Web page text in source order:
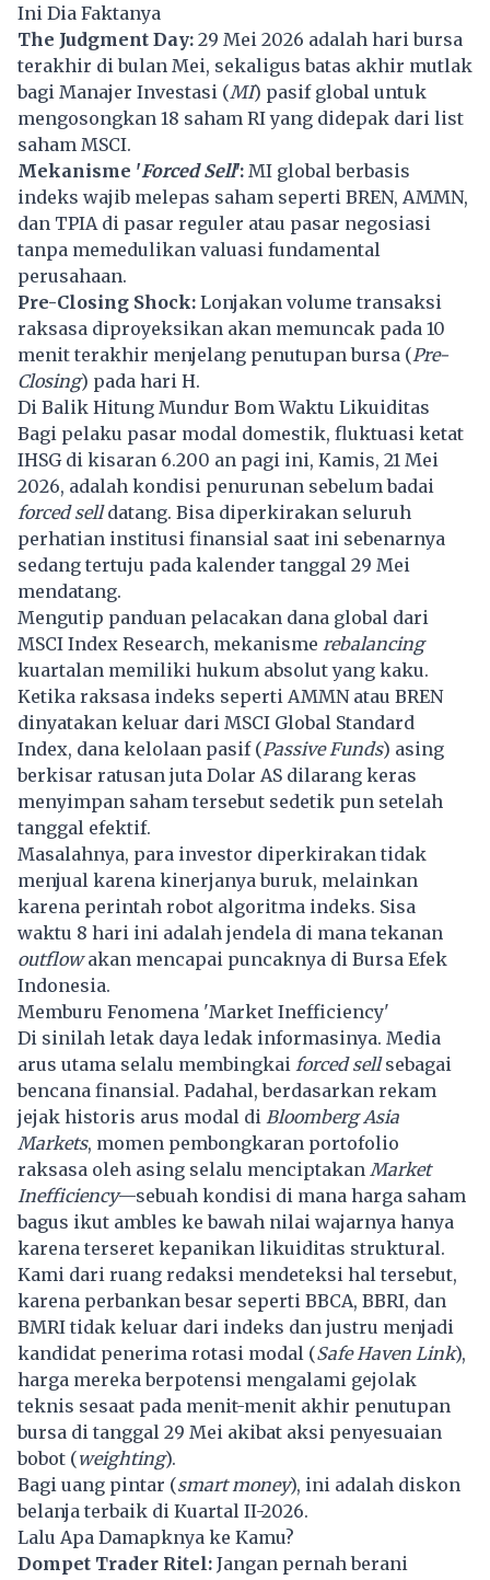
Ini Dia Faktanya
The Judgment Day: 29 Mei 2026 adalah hari bursa
terakhir di bulan Mei, sekaligus batas akhir mutlak
bagi Manajer Investasi (MI) pasif global untuk
mengosongkan 18 saham RI yang didepak dari list
saham MSCI.
Mekanisme 'Forced Sell': MI global berbasis
indeks wajib melepas saham seperti BREN, AMMN,
dan TPIA di pasar reguler atau pasar negosiasi
tanpa memedulikan valuasi fundamental
perusahaan.
Pre-Closing Shock: Lonjakan volume transaksi
raksasa diproyeksikan akan memuncak pada 10
menit terakhir menjelang penutupan bursa (Pre-
Closing) pada hari H.
Di Balik Hitung Mundur Bom Waktu Likuiditas
Bagi pelaku pasar modal domestik, fluktuasi ketat
IHSG di kisaran 6.200 an pagi ini, Kamis, 21 Mei
2026, adalah kondisi penurunan sebelum badai
forced selldatang. Bisa diperkirakan seluruh
perhatian institusi finansial saat ini sebenarnya
sedang tertuju pada kalender tanggal 29 Mei
mendatang.
Mengutip panduan pelacakan dana global dari
MSCI Index Research, mekanisme rebalancing
kuartalan memiliki hukum absolut yang kaku.
Ketika raksasa indeks seperti AMMNatau BREN
dinyatakan keluar dari MSCI Global Standard
Index, dana kelolaan pasif (Passive Funds) asing
berkisar ratusan juta Dolar AS dilarang keras
menyimpan saham tersebut sedetik pun setelah
tanggal efektif.
Masalahnya, para investor diperkirakan tidak
menjual karena kinerjanya buruk, melainkan
karena perintah robot algoritma indeks. Sisa
waktu 8 hari ini adalah jendela di mana tekanan
outflowakan mencapai puncaknya di Bursa Efek
Indonesia.
Memburu Fenomena 'Market Inefficiency'
Di sinilah letak daya ledak informasinya. Media
arus utama selalu membingkai forced sell sebagai
bencana finansial. Padahal, berdasarkan rekam
jejak historis arus modal di Bloomberg Asia
Markets, momen pembongkaran portofolio
raksasa oleh asing selalu menciptakan Market
Inefficiency—sebuah kondisi di mana harga saham
bagus ikut ambles ke bawah nilai wajarnya hanya
karena terseret kepanikan likuiditas struktural.
Kami dari ruang redaksi mendeteksi hal tersebut,
karena perbankan besar seperti BBCA, BBRI, dan
BMRI tidak keluar dari indeks dan justru menjadi
kandidat penerima rotasi modal (Safe Haven Link),
harga mereka berpotensi mengalami gejolak
teknis sesaat pada menit-menit akhir penutupan
bursa di tanggal 29 Mei akibat aksi penyesuaian
bobot (weighting).
Bagi uang pintar (smart money), ini adalah diskon
belanja terbaik di Kuartal II-2026.
Lalu Apa Damapknya ke Kamu?
Dompet Trader Ritel: Jangan pernah berani